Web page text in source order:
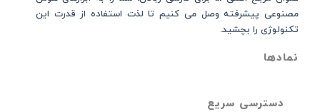
دسترسی سریع
مصنوعی پیشرفته وصل می کنیم تا لذت استفاده از قدرت این
تکنولوژی را بچشید.
نمادها